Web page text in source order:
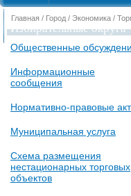
Избирательные округа
Главная / Город / Экономика /
Общественные
Информационные
сообщения
Нормативно-правовые
Муниципальная услуга
Схема размещения
нестационарных торговых
объектов